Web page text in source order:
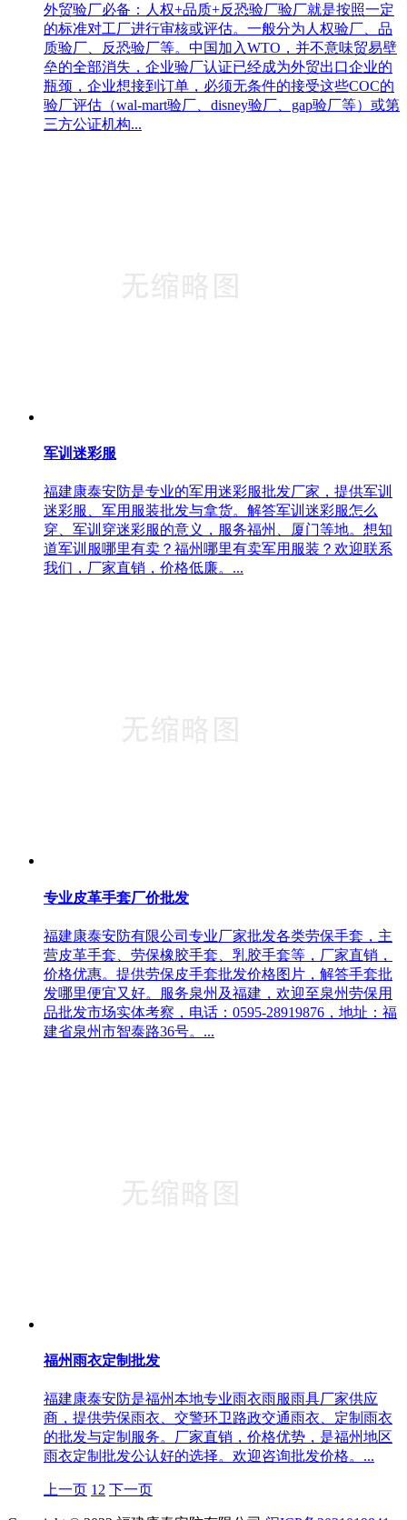
外贸验厂必备：人权+品质+反恐验厂验厂就是按照一定
的标准对工厂进行审核或评估。一般分为人权验厂、品
质验厂、反恐验厂等。中国加入WTO，并不意味贸易壁
垒的全部消失，企业验厂认证已经成为外贸出口企业的
瓶颈，企业想接到订单，必须无条件的接受这些COC的
验厂评估（wal-mart验厂、disney验厂、gap验厂等）或第
三方公证机构...
军训迷彩服
福建康泰安防是专业的军用迷彩服批发厂家，提供军训
迷彩服、军用服装批发与拿货。解答军训迷彩服怎么
穿、军训穿迷彩服的意义，服务福州、厦门等地。想知
道军训服哪里有卖？福州哪里有卖军用服装？欢迎联系
我们，厂家直销，价格低廉。...
专业皮革手套厂价批发
福建康泰安防有限公司专业厂家批发各类劳保手套，主
营皮革手套、劳保橡胶手套、乳胶手套等，厂家直销，
价格优惠。提供劳保皮手套批发价格图片，解答手套批
发哪里便宜又好。服务泉州及福建，欢迎至泉州劳保用
品批发市场实体考察，电话：0595-28919876，地址：福
建省泉州市智泰路36号。...
福州雨衣定制批发
福建康泰安防是福州本地专业雨衣雨服雨具厂家供应
商，提供劳保雨衣、交警环卫路政交通雨衣、定制雨衣
的批发与定制服务。厂家直销，价格优势，是福州地区
雨衣定制批发公认好的选择。欢迎咨询批发价格。...
上一页 1 2 下一页